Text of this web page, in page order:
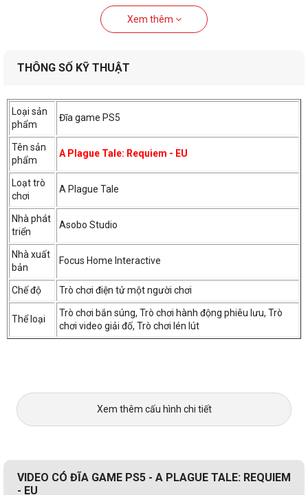
Xem thêm
THÔNG SỐ KỸ THUẬT
Loại sản
phẩm
Đĩa game PS5
Tên sản
phẩm
A Plague Tale: Requiem - EU
Loạt trò
chơi
A Plague Tale
Nhà phát
triển
Asobo Studio
Nhà xuất
bản
Focus Home Interactive
Chế độ Trò chơi điện tử một người chơi
Thể loại
Trò chơi bắn súng, Trò chơi hành động phiêu lưu, Trò
chơi video giải đố, Trò chơi lén lút
Xem thêm cấu hình chi tiết
VIDEO CÓ ĐĨA GAME PS5 - A PLAGUE TALE: REQUIEM
- EU